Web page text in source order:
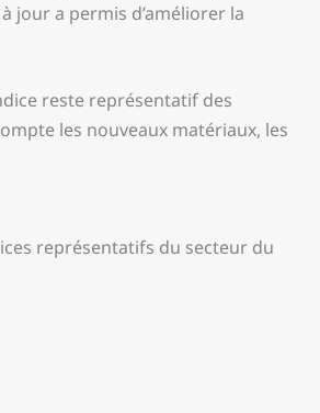
jour a permis d’améliorer la
reste représentatif des
les nouveaux matériaux, les
représentatifs du secteur du